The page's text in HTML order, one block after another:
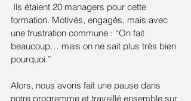
Ils étaient 20 managers pour cette
formation. Motivés, engagés, mais avec
une frustration commune : “On fait
beaucoup… mais on ne sait plus très bien
pourquoi.”
Alors, nous avons fait une pause dans
notre programme et travaillé ensemble sur